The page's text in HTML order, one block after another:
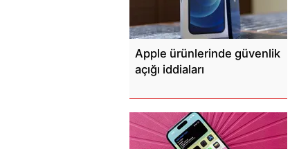
Apple ürünlerinde güvenlik
açığı iddiaları